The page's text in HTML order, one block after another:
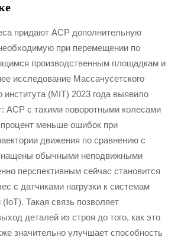
придают АСР дополнительную
при перемещении по
производственным площадкам и
исследование Массачусетского
института (MIT) 2023 года выявило
АСР с такими поворотными колесами
меньше ошибок при
движения по сравнению с
обычными неподвижными
перспективным сейчас становится
с датчиками нагрузки к системам
Такая связь позволяет
деталей из строя до того, как это
значительно улучшает способность